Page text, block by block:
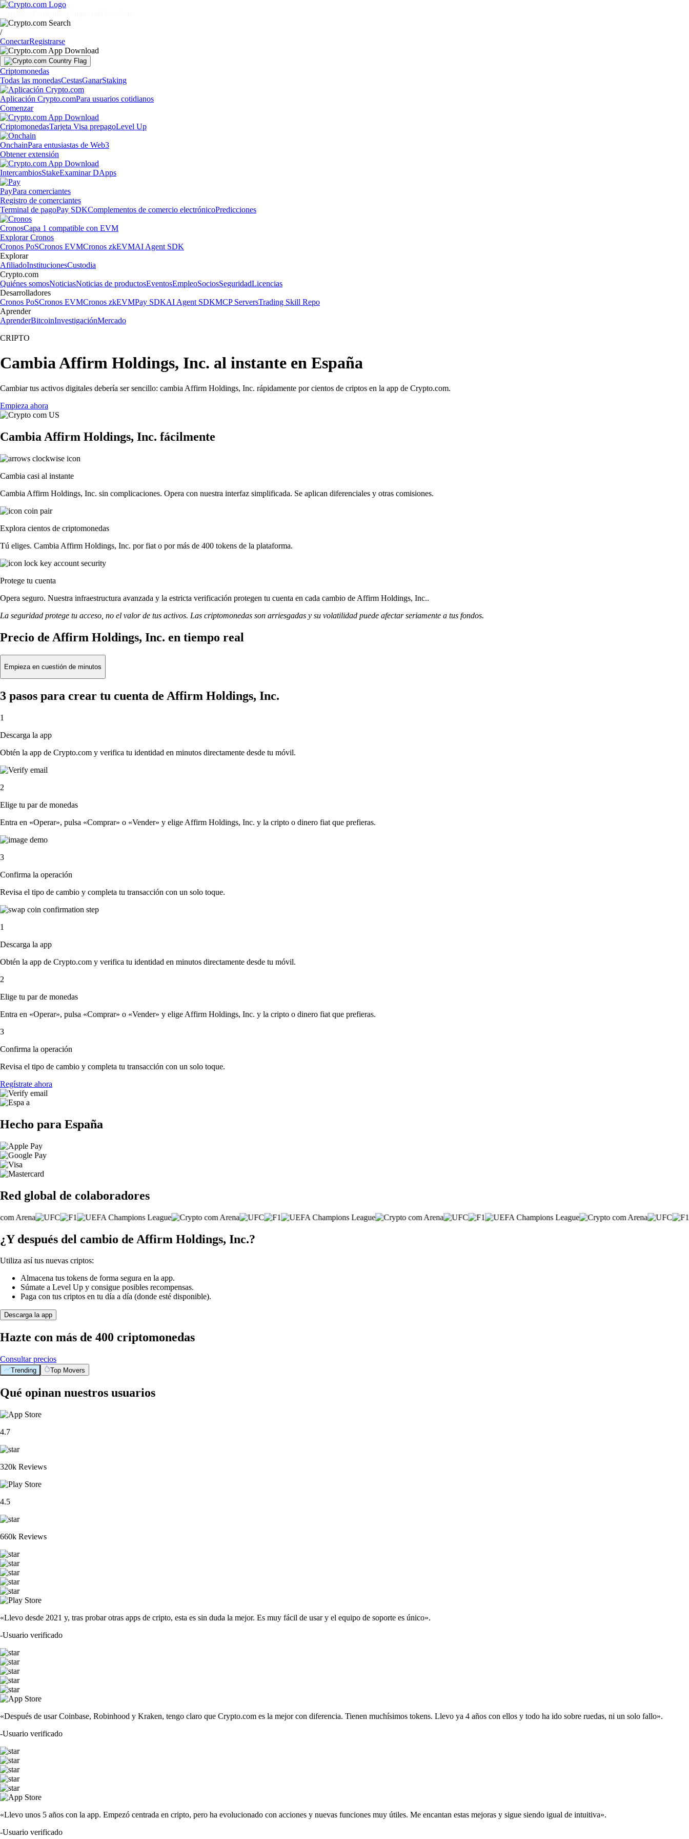
/
ConectarRegistrarse
Criptomonedas
Todas las monedasCestasGanarStaking
Aplicación Crypto.comPara usuarios cotidianos
Comenzar
CriptomonedasTarjeta Visa prepagoLevel Up
OnchainPara entusiastas de Web3
Obtener extensión
IntercambiosStakeExaminar DApps
PayPara comerciantes
Registro de comerciantes
Terminal de pagoPay SDKComplementos de comercio electrónicoPredicciones
CronosCapa 1 compatible con EVM
Explorar Cronos
Cronos PoSCronos EVMCronos zkEVMAI Agent SDK
Explorar
AfiliadoInstitucionesCustodia
Crypto.com
Quiénes somosNoticiasNoticias de productosEventosEmpleoSociosSeguridadLicencias
Desarrolladores
Cronos PoSCronos EVMCronos zkEVMPay SDKAI Agent SDKMCP ServersTrading Skill Repo
Aprender
AprenderBitcoinInvestigaciónMercado
CRIPTO
Cambia Affirm Holdings, Inc. al instante en España
Cambiar tus activos digitales debería ser sencillo: cambia Affirm Holdings, Inc. rápidamente por cientos de criptos en la app de Crypto.com.
Empieza ahora
Cambia Affirm Holdings, Inc. fácilmente
Cambia casi al instante
Cambia Affirm Holdings, Inc. sin complicaciones. Opera con nuestra interfaz simplificada. Se aplican diferenciales y otras comisiones.
Explora cientos de criptomonedas
Tú eliges. Cambia Affirm Holdings, Inc. por fiat o por más de 400 tokens de la plataforma.
Protege tu cuenta
Opera seguro. Nuestra infraestructura avanzada y la estricta verificación protegen tu cuenta en cada cambio de Affirm Holdings, Inc..
La seguridad protege tu acceso, no el valor de tus activos. Las criptomonedas son arriesgadas y su volatilidad puede afectar seriamente a tus fondos.
Precio de Affirm Holdings, Inc. en tiempo real
Empieza en cuestión de minutos
3 pasos para crear tu cuenta de Affirm Holdings, Inc.
1
Descarga la app
Obtén la app de Crypto.com y verifica tu identidad en minutos directamente desde tu móvil.
2
Elige tu par de monedas
Entra en «Operar», pulsa «Comprar» o «Vender» y elige Affirm Holdings, Inc. y la cripto o dinero fiat que prefieras.
3
Confirma la operación
Revisa el tipo de cambio y completa tu transacción con un solo toque.
1
Descarga la app
Obtén la app de Crypto.com y verifica tu identidad en minutos directamente desde tu móvil.
2
Elige tu par de monedas
Entra en «Operar», pulsa «Comprar» o «Vender» y elige Affirm Holdings, Inc. y la cripto o dinero fiat que prefieras.
3
Confirma la operación
Revisa el tipo de cambio y completa tu transacción con un solo toque.
Regístrate ahora
Hecho para España
Red global de colaboradores
¿Y después del cambio de Affirm Holdings, Inc.?
Utiliza así tus nuevas criptos:
Almacena tus tokens de forma segura en la app.
Súmate a Level Up y consigue posibles recompensas.
Paga con tus criptos en tu día a día (donde esté disponible).
Descarga la app
Hazte con más de 400 criptomonedas
Consultar precios
Trending Top Movers
Qué opinan nuestros usuarios
4.7
320k Reviews
4.5
660k Reviews
«Llevo desde 2021 y, tras probar otras apps de cripto, esta es sin duda la mejor. Es muy fácil de usar y el equipo de soporte es único».
-Usuario verificado
«Después de usar Coinbase, Robinhood y Kraken, tengo claro que Crypto.com es la mejor con diferencia. Tienen muchísimos tokens. Llevo ya 4 años con ellos y todo ha ido sobre ruedas, ni un solo fallo».
-Usuario verificado
«Llevo unos 5 años con la app. Empezó centrada en cripto, pero ha evolucionado con acciones y nuevas funciones muy útiles. Me encantan estas mejoras y sigue siendo igual de intuitiva».
-Usuario verificado